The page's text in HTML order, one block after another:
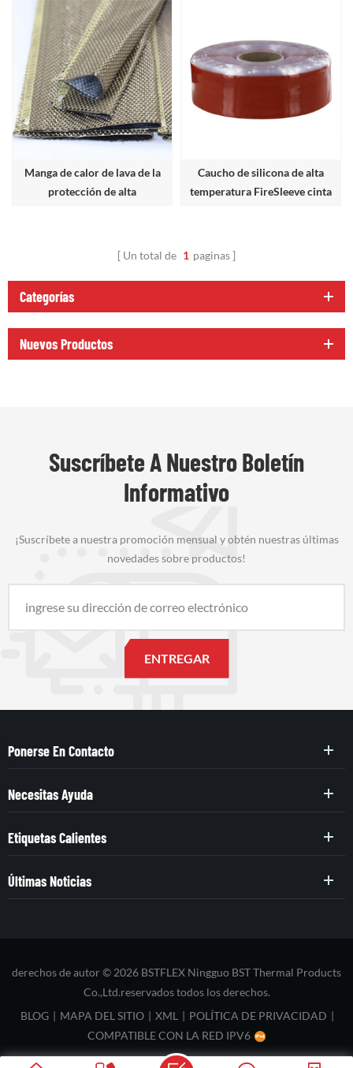
Manga de calor de lava de la
protección de alta
Caucho de silicona de alta
temperatura FireSleeve cinta
Un total de 1 paginas
Categorías
Nuevos Productos
Suscríbete A Nuestro Boletín
Informativo
¡Suscríbete a nuestra promoción mensual y obtén nuestras últimas
novedades sobre productos!
Ponerse En Contacto
Necesitas Ayuda
Etiquetas Calientes
Últimas Noticias
derechos de autor © 2026 BSTFLEX Ningguo BST Thermal Products
Co.,Ltd.reservados todos los derechos.
BLOG | MAPA DEL SITIO | XML | POLÍTICA DE PRIVACIDAD |
COMPATIBLE CON LA RED IPV6